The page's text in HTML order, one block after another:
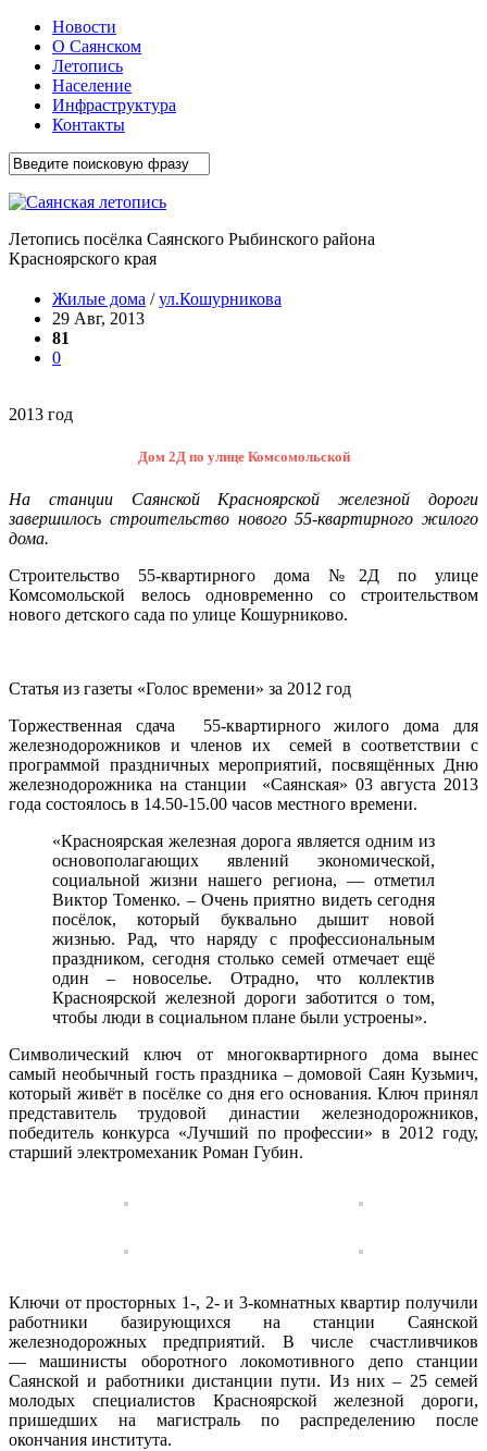
Новости
О Саянском
Летопись
Население
Инфраструктура
Контакты
Летопись посёлка Саянского Рыбинского района
Красноярского края
Жилые дома /ул.Кошурникова
29 Авг, 2013
81
0
2013 год
Дом 2Д по улице Комсомольской
На станции Саянской Красноярской железной дороги
завершилось строительство нового 55-квартирного жилого
дома.
Строительство 55-квартирного дома №2Д по улице
Комсомольской велось одновременно со строительством
нового детского сада по улице Кошурниково.
Статья из газеты «Голос времени» за 2012 год
Торжественная сдача 55-квартирного жилого дома для
железнодорожников и членов их семей в соответствии с
программой праздничных мероприятий, посвящённых Дню
железнодорожника на станции «Саянская» 03 августа 2013
года состоялось в 14.50-15.00 часов местного времени.
«Красноярская железная дорога является одним из
основополагающих явлений экономической,
социальной жизни нашего региона, — отметил
Виктор Томенко. – Очень приятно видеть сегодня
посёлок, который буквально дышит новой
жизнью. Рад, что наряду с профессиональным
праздником, сегодня столько семей отмечает ещё
один – новоселье. Отрадно, что коллектив
Красноярской железной дороги заботится о том,
чтобы люди в социальном плане были устроены».
Символический ключ от многоквартирного дома вынес
самый необычный гость праздника – домовой Саян Кузьмич,
который живёт в посёлке со дня его основания. Ключ принял
представитель трудовой династии железнодорожников,
победитель конкурса «Лучший по профессии» в 2012 году,
старший электромеханик Роман Губин.
Ключи от просторных 1-, 2- и 3-комнатных квартир получили
работники базирующихся на станции Саянской
железнодорожных предприятий. В числе счастливчиков
— машинисты оборотного локомотивного депо станции
Саянской и работники дистанции пути. Из них – 25 семей
молодых специалистов Красноярской железной дороги,
пришедших на магистраль по распределению после
окончания института.